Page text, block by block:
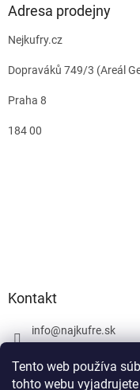
Tento web používa
tohto webu
Adresa prodejny
Nejkufry.cz
Dopraváků 749/3 (Areál
Praha 8
184 00
Kontakt
info@najkufre.sk
Facebook